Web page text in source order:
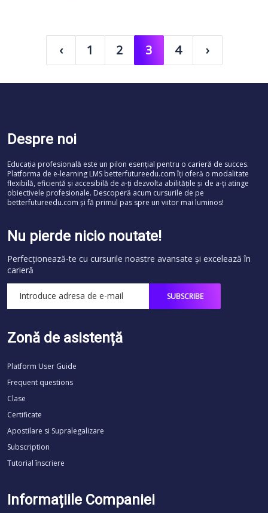
‹ 1 2 3 4 ›
Despre noi
Educația profesională este un pilon esențial pentru o carieră de succes.
Platforma de e-learning LMS betterfutureedu.com îți oferă o modalitate
flexibilă, eficientă și accesibilă de a-ți dezvolta abilitățile și de a-ți atinge
obiectivele profesionale. Descoperă acum cursurile de pe
betterfutureedu.com și fă primul pas spre un viitor mai luminos!
Nu pierde nicio noutate!
Perfecționează-te cu cursurile noastre avansate și excelează în
carieră
Zonă de asistență
Platform User Guide
Frequent questions
Clase
Certificate
Apostilare si Supralegalizare
Subscription
Tutorial înscriere
Informațiile Companiei